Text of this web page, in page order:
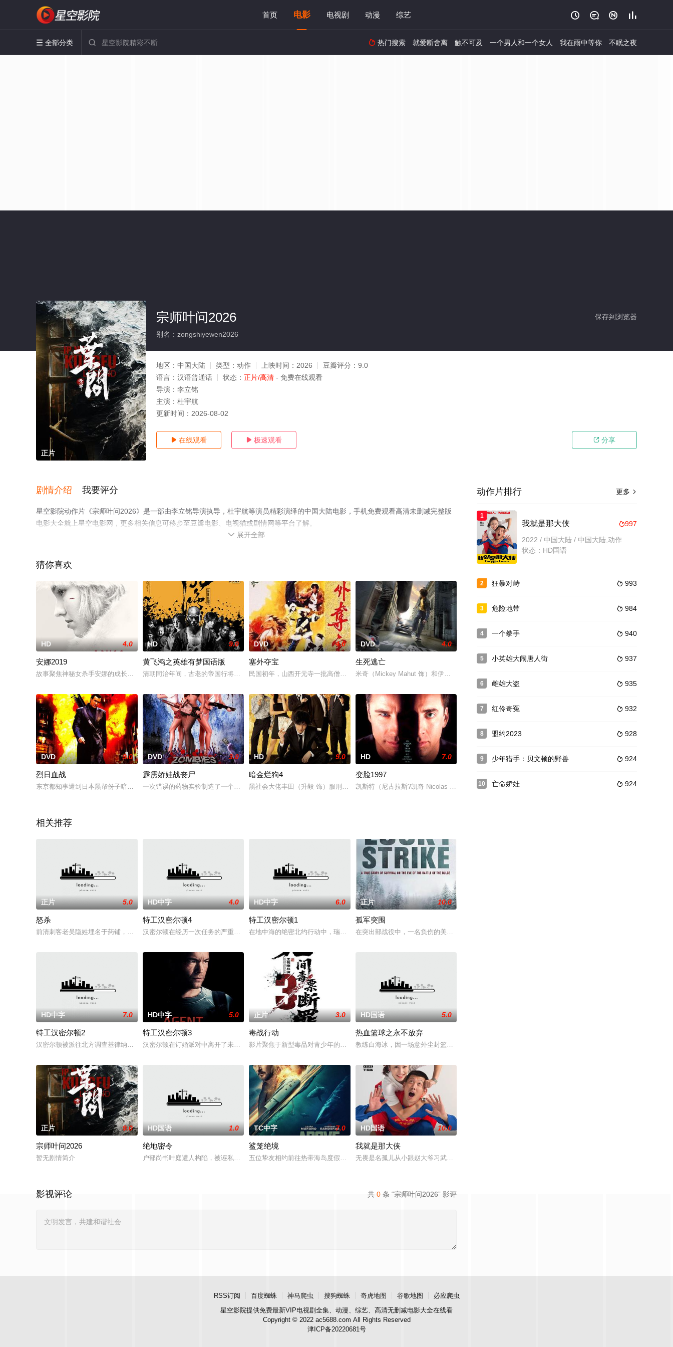
首页 电影 电视剧 动漫 综艺    
 全部分类   热门搜索 就爱断舍离 触不可及 一个男人和一个女人 我在雨中等你 不眠之夜
正片
保存到浏览器
宗师叶问2026
别名：zongshiyewen2026
地区： 中国大陆 类型： 动作 上映时间： 2026 豆瓣评分： 9.0
语言： 汉语普通话 状态： 正片/高清 - 免费在线观看
导演： 李立铭
主演： 杜宇航
更新时间： 2026-08-02
 在线观看  极速观看  分享
剧情介绍 我要评分
星空影院动作片《宗师叶问2026》是一部由李立铭导演执导，杜宇航等演员精彩演绎的中国大陆电影，手机免费观看高清未删减完整版
电影大全就上星空电影网，更多相关信息可移步至豆瓣电影、电视猫或剧情网等平台了解。
 展开全部
猜你喜欢
HD 4.0
安娜2019
故事聚焦神秘女杀手安娜的成长及执行各种暗杀任务的经历，在美丽的外表下，安娜拥有聪明绝顶的头脑和强大的战斗技巧，是世界上最
HD 9.0
黄飞鸿之英雄有梦国语版
清朝同治年间，古老的帝国行将就木，重要通商口岸广州珠江口正沐浴在最后的繁荣和血腥搏杀中。码头上黑虎帮和北海帮为非作歹，杀
DVD 4.0
塞外夺宝
民国初年，山西开元寺一批高僧护送佛门至宝"舍利子"前往河南少林。不料途中遭袭，"舍利子&q
DVD 4.0
生死逃亡
米奇（Mickey Mahut 饰）和伊德（Charles Passi 饰）是那种典型的法国街头小混混，他们整天无所事事
DVD 9.0
烈日血战
东京都知事遭到日本黑帮份子暗杀后，美国中情局决定号召前任探员崔维斯杭特（史蒂文·席格 饰）来调查本案。崔维斯在日本长大，
DVD 3.0
霹雳娇娃战丧尸
一次错误的药物实验制造了一个嗜血僵尸，被困在绅士俱乐部的脱衣舞女们必须展开反击。她们必须依靠自己的机智和技能求得生存，并
HD 9.0
暗金烂狗4
黑社会大佬丰田（升毅 饰）服刑10年出狱后，珍惜来之不易的自由，找到以前的小弟，现在做高利贷的安藤忠臣（山田裕贵 饰），
HD 7.0
变脸1997
凯斯特（尼古拉斯?凯奇 Nicolas Cage 饰）是一个恐怖分子，他本想杀死探员西恩（约翰?特拉沃塔 John Tr
相关推荐
正片 5.0
怒杀
前清刺客老吴隐姓埋名于药铺，却为守护单亲母女小茜和依依，被迫出手击杀黑帮一伙而暴露身份。幕后黑手向爷派杀手左轮抓住母女二
HD中字 4.0
特工汉密尔顿4
汉密尔顿在经历一次任务的严重后果后，陷入了自我毁灭的状态。然而，他被说服去执行他最擅长的任务——前往波兰找回一个掌握重要
HD中字 6.0
特工汉密尔顿1
在地中海的绝密北约行动中，瑞典攻击潜水员遇害。汉密尔顿，受害者的老友，前往法国土伦军事基地展开调查。他与克里斯汀伪装身份
正片 10.0
孤军突围
在突出部战役中，一名负伤的美军士兵被困在饱受战火摧残的比利时敌后，他凭借机智、训练和一台破损的无
HD中字 7.0
特工汉密尔顿2
汉密尔顿被派往北方调查基律纳太空项目的间谍行为，同时发现有人从瑞典窃取秘密武器材料。他被调至布鲁塞尔担任国防部长保镖，而
HD中字 5.0
特工汉密尔顿3
汉密尔顿在订婚派对中离开了未婚妻，但他内心仍然渴望过正常生活。一名科学家被绑架，重要信息面临泄露风险。汉密尔顿决定返回未
正片 3.0
毒战行动
影片聚焦于新型毒品对青少年的危害，对社会秩序的破坏为主题，旨在通过电影让观众意识到毒品的可怕，着重塑造了缉毒警察在危险环
HD国语 5.0
热血篮球之永不放弃
教练白海冰，因一场意外尘封篮球梦。为完成病危师兄的嘱托，他接手一支被嘲为“无胜利队”的业余球队。当
正片 9.0
宗师叶问2026
暂无剧情简介
HD国语 1.0
绝地密令
户部尚书叶庭遭人构陷，被诬私贪国库银两，身陷囹圄在即，叶庭急召其子叶护相见。叶护心知父亲蒙冤，却无力翻案，只得冒险护送父
TC中字 7.0
鲨笼绝境
五位挚友相约前往热带海岛度假，计划在碧蓝海域中体验刺激的鲨鱼笼潜水，同时享受奢靡的派对狂欢。然而他们浑然不知，这趟旅程不
HD国语 10.0
我就是那大侠
无畏是名孤儿从小跟赵大爷习武收废品，做事一根筋的他总被误解。在经历一次重大事件后，被迫加入保健品
共 0 条 “宗师叶问2026” 影评
影视评论
更多 
动作片排行
1
997
我就是那大侠
2022 / 中国大陆 / 中国大陆,动作
状态：HD国语
2  993
狂暴对峙
3  984
危险地带
4  940
一个拳手
5  937
小英雄大闹唐人街
6  935
雌雄大盗
7  932
红伶奇冤
8  928
盟约2023
9  924
少年猎手：贝文顿的野兽
10  924
亡命娇娃
RSS订阅 百度蜘蛛 神马爬虫 搜狗蜘蛛 奇虎地图 谷歌地图
必应爬虫
星空影院提供免费最新VIP电视剧全集、动漫、综艺、高清无删减电影大全在线看
Copyright © 2022 ac5688.com All Rights Reserved
津ICP备20220681号